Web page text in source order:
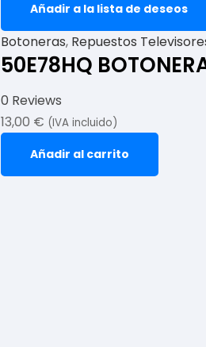
Añadir a la lista de deseos
Botoneras, Repuestos
50E78HQ
0 Reviews
13,00 € (IVA incluido)
Añadir al carrito